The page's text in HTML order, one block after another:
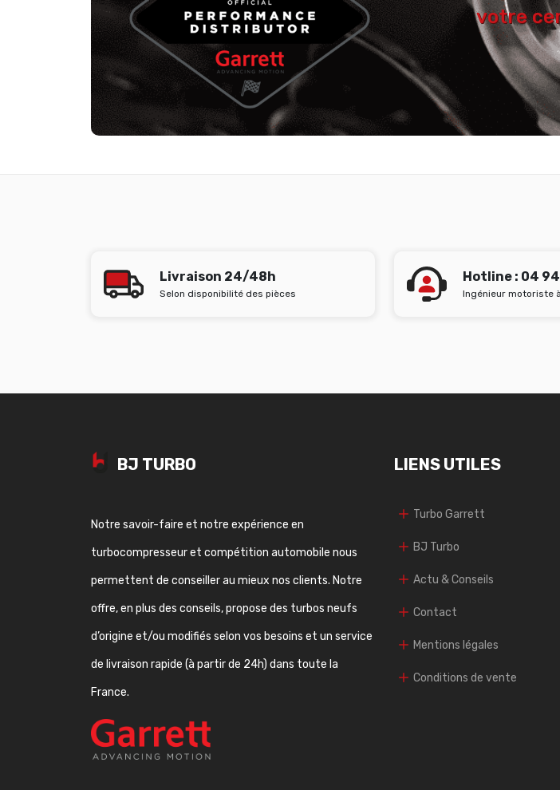
votre
Livraison 24/48h
Selon disponibilité des pièces
Hotline : 04
Ingénieur motoriste
BJ TURBO
Notre savoir-faire et notre expérience en
turbocompresseur et compétition automobile nous
permettent de conseiller au mieux nos clients. Notre
offre, en plus des conseils, propose des turbos neufs
d’origine et/ou modifiés selon vos besoins et un service
de livraison rapide (à partir de 24h) dans toute la
France.
LIENS UTILES
Turbo Garrett
BJ Turbo
Actu & Conseils
Contact
Mentions légales
Conditions de vente